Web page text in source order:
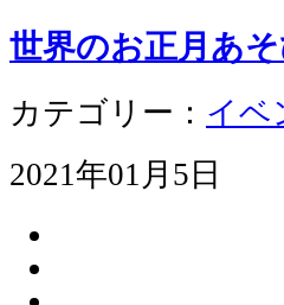
世界のお正月あ
カテゴリー： イベ
2021年01月5日